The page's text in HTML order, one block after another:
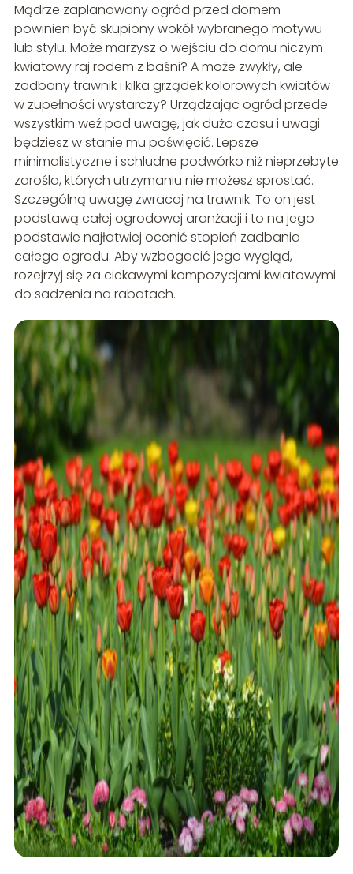
Mądrze zaplanowany ogród przed domem
powinien być skupiony wokół wybranego motywu
lub stylu. Może marzysz o wejściu do domu niczym
kwiatowy raj rodem z baśni? A może zwykły, ale
zadbany trawnik i kilka grządek kolorowych kwiatów
w zupełności wystarczy? Urządzając ogród przede
wszystkim weź pod uwagę, jak dużo czasu i uwagi
będziesz w stanie mu poświęcić. Lepsze
minimalistyczne i schludne podwórko niż nieprzebyte
zarośla, których utrzymaniu nie możesz sprostać.
Szczególną uwagę zwracaj na trawnik. To on jest
podstawą całej ogrodowej aranżacji i to na jego
podstawie najłatwiej ocenić stopień zadbania
całego ogrodu. Aby wzbogacić jego wygląd,
rozejrzyj się za ciekawymi kompozycjami kwiatowymi
do sadzenia na rabatach.